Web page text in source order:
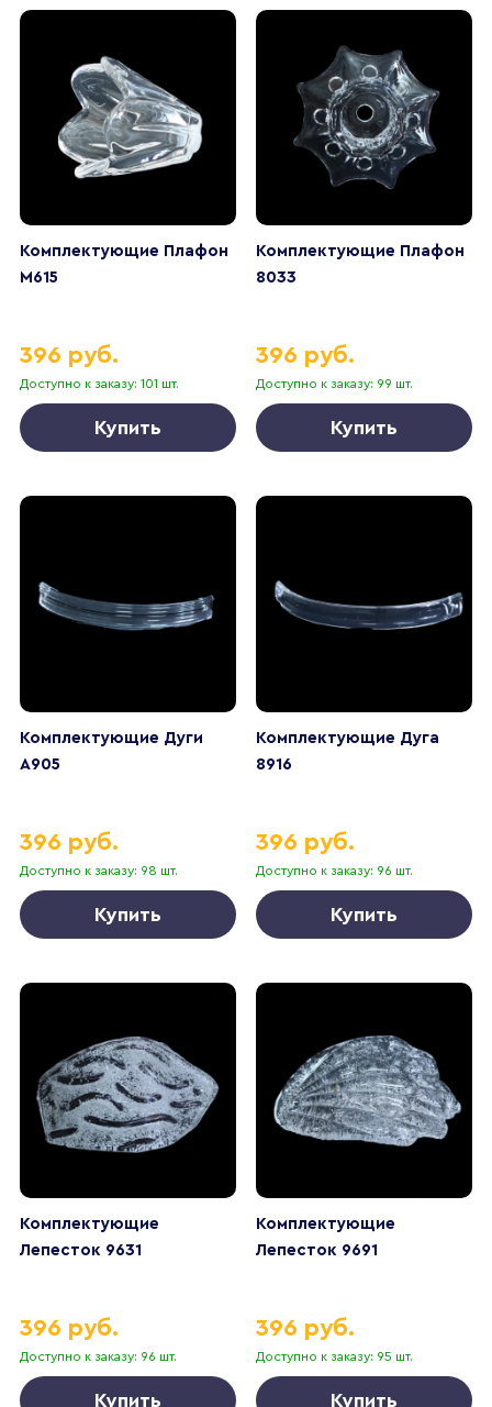
Комплектующие Плафон
M615
Доступно к заказу: 101 шт.
396 руб.
Купить
Комплектующие Плафон
8033
Доступно к заказу: 99 шт.
396 руб.
Купить
Комплектующие Дуги
А905
Доступно к заказу: 98 шт.
396 руб.
Купить
Комплектующие Дуга
8916
Доступно к заказу: 96 шт.
396 руб.
Купить
Комплектующие
Лепесток 9631
Доступно к заказу: 96 шт.
396 руб.
Купить
Комплектующие
Лепесток 9691
Доступно к заказу: 95 шт.
396 руб.
Купить